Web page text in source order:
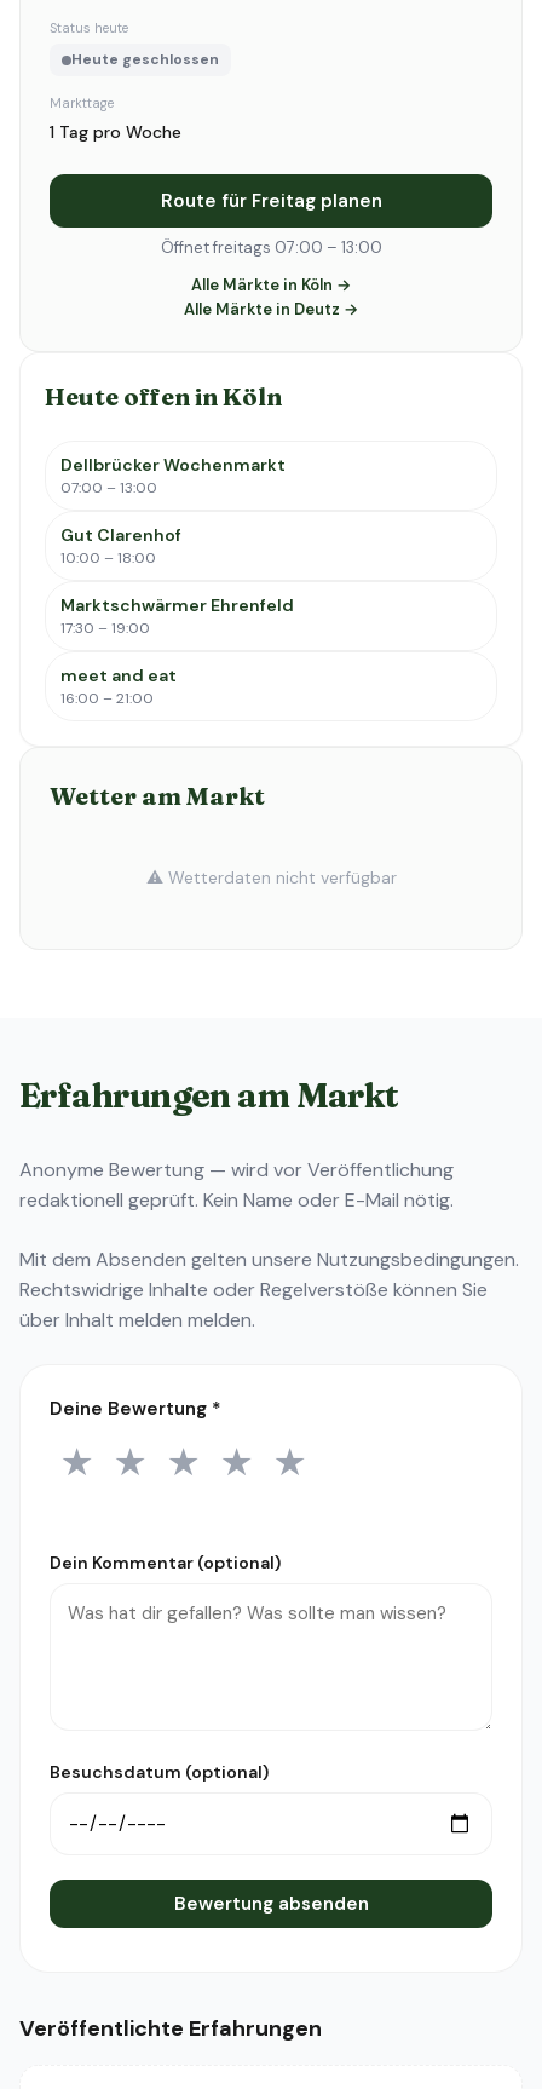
Status heute
Heute geschlossen
Markttage
1 Tag pro Woche
Route für Freitag planen
Öffnet freitags 07:00 – 13:00
Alle Märkte in Köln →
Alle Märkte in Deutz →
Heute offen in Köln
Dellbrücker Wochenmarkt
07:00 – 13:00
Gut Clarenhof
10:00 – 18:00
Marktschwärmer Ehrenfeld
17:30 – 19:00
meet and eat
16:00 – 21:00
Wetter am Markt
⚠️ Wetterdaten nicht verfügbar
Erfahrungen am Markt
Anonyme Bewertung — wird vor Veröffentlichung
redaktionell geprüft. Kein Name oder E-Mail nötig.
Mit dem Absenden gelten unsere Nutzungsbedingungen.
Rechtswidrige Inhalte oder Regelverstöße können Sie
überInhalt melden melden.
Deine Bewertung *
1 Stern
★ 2 Sterne
★ 3 Sterne
★ 4 Sterne
★ 5 Sterne
★
Dein Kommentar (optional)
Besuchsdatum (optional)
Bewertung absenden
Veröffentlichte Erfahrungen